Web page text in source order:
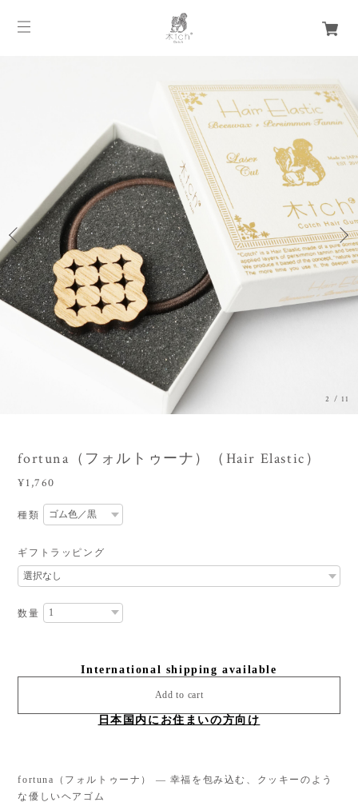
3 / 11
fortuna（フォルトゥーナ）（Hair Elastic）
¥1,760
種類
ギフトラッピング
数量
International shipping available
Add to cart
日本国内にお住まいの方向け
fortuna（フォルトゥーナ） — 幸福を包み込む、クッキーのよう
な優しいヘアゴム